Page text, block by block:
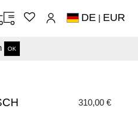
OK
DE | EUR
310,00 €